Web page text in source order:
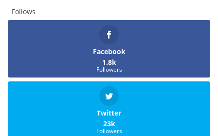
Follows
Facebook
1.8k
Followers
Twitter
23k
Followers